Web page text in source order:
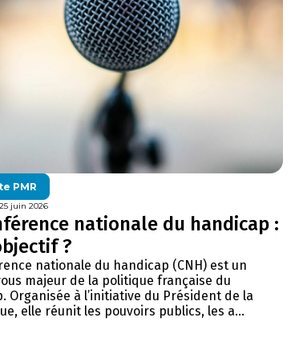
PMR
juin 2026
nationale du handicap :
?
nationale du handicap (CNH) est un
majeur de la politique française du
Organisée à l’initiative du Président de la
elle réunit les pouvoirs publics, les a...